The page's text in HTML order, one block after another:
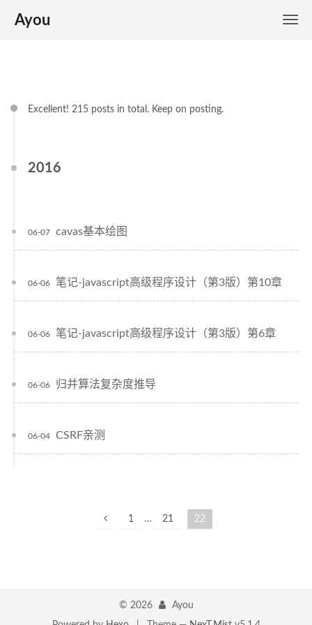
Ayou
Excellent! 215 posts in total. Keep on posting.
2016
cavas基本绘图
06-07
笔记-javascript高级程序设计（第3版）第10章
06-06
笔记-javascript高级程序设计（第3版）第6章
06-06
归并算法复杂度推导
06-06
CSRF亲测
06-04
1 … 21 22
© 2026
Ayou